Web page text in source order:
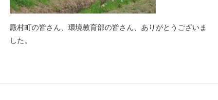
殿村町の皆さん、環境教育部の皆さん、ありがとうございま
した。